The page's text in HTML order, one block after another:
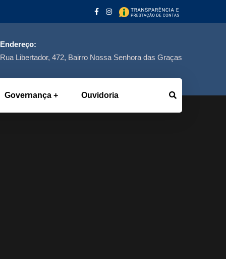
Endereço:
Rua Libertador, 472, Bairro Nossa Senhora das Graças
Governança Ouvidoria